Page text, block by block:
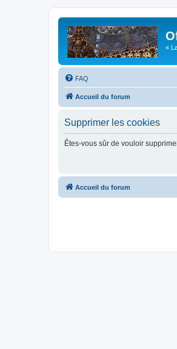
«
FAQ
Accueil du forum
Supprimer les cookies
Êtes-vous sûr de vouloir
Accueil du forum